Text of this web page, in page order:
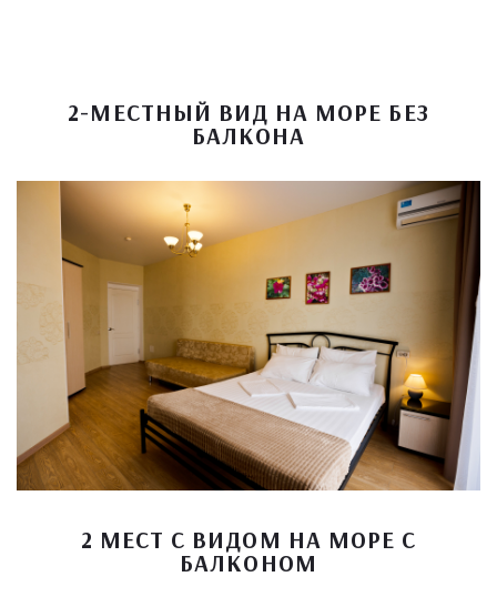
2-МЕСТНЫЙ ВИД НА МОРЕ БЕЗ
БАЛКОНА
2 МЕСТ С ВИДОМ НА МОРЕ С
БАЛКОНОМ